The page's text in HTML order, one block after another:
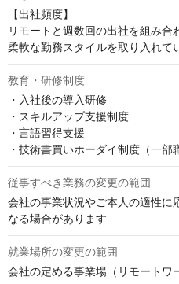
【出社頻度】
リモートと週数回の出社を組み合
柔軟な勤務スタイルを取り入れて
教育・研修制度
・入社後の導入研修
・スキルアップ支援制度
・言語習得支援
・技術書買いホーダイ制度（一部
従事すべき業務の変更の範囲
会社の事業状況やご本人の適性に
なる場合があります
就業場所の変更の範囲
会社の定める事業場（リモートワ